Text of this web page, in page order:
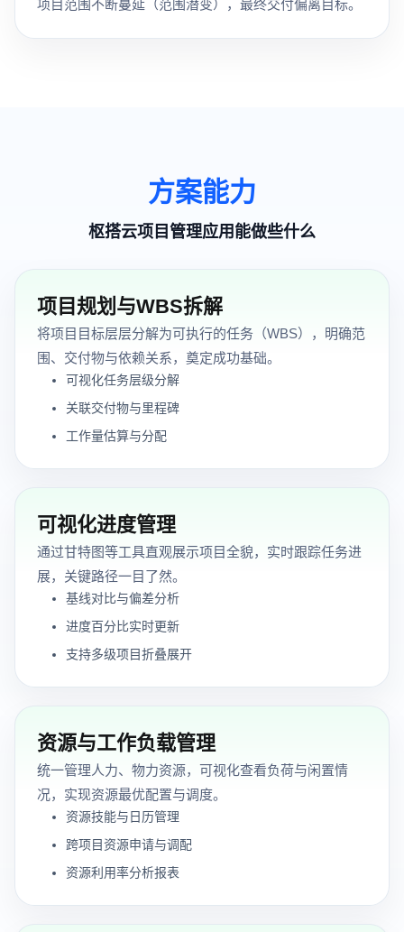
项目范围不断蔓延（范围潜变），最终交付偏离目标。
方案能力
枢搭云项目管理应用能做些什么
项目规划与WBS拆解
将项目目标层层分解为可执行的任务（WBS），明确范
围、交付物与依赖关系，奠定成功基础。
可视化任务层级分解
关联交付物与里程碑
工作量估算与分配
可视化进度管理
通过甘特图等工具直观展示项目全貌，实时跟踪任务进
展，关键路径一目了然。
基线对比与偏差分析
进度百分比实时更新
支持多级项目折叠展开
资源与工作负载管理
统一管理人力、物力资源，可视化查看负荷与闲置情
况，实现资源最优配置与调度。
资源技能与日历管理
跨项目资源申请与调配
资源利用率分析报表